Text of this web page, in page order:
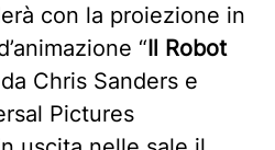
con la proiezione in
“Il Robot
Chris Sanders e
Pictures